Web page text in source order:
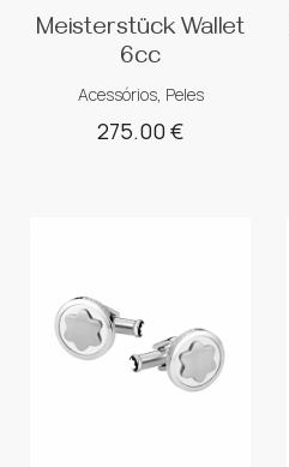
Meisterstück Wallet
6cc
Acessórios, Peles
275.00€